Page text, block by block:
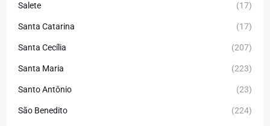
Salete (17)
Santa Catarina (17)
Santa Cecília (207)
Santa Maria (223)
Santo Antônio (23)
São Benedito (224)